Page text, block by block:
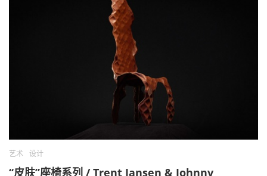
艺术 设计
“皮肤”座椅系列 / Trent Jansen & Johnny